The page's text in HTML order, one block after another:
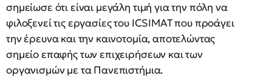
σημείωσε ότι είναι μεγάλη τιμή για την πόλη να
φιλοξενεί τις εργασίες του ICSIMAT που προάγει
την έρευνα και την καινοτομία, αποτελώντας
σημείο επαφής των επιχειρήσεων και των
οργανισμών με τα Πανεπιστήμια.